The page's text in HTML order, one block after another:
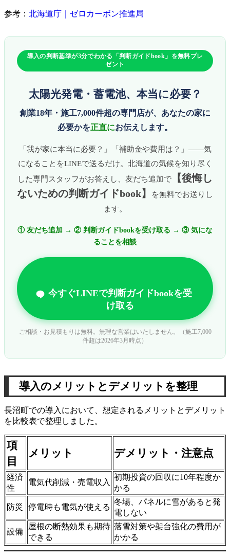
参考： 北海道庁｜ゼロカーボン推進局
導入の判断基準が3分でわかる「判断ガイドbook」を無料プレ
ゼント
太陽光発電・蓄電池、本当に必要？
創業18年・施工7,000件超の専門店が、あなたの家に
必要かを正直にお伝えします。
「我が家に本当に必要？」「補助金や費用は？」——気
になることをLINEで送るだけ。北海道の気候を知り尽く
した専門スタッフがお答えし、友だち追加で
【後悔し
ないための判断ガイドbook】
を無料でお送りし
ます。
① 友だち追加 → ② 判断ガイドbookを受け取る → ③ 気にな
ることを相談
今すぐLINEで判断ガイドbookを受
け取る
ご相談・お見積もりは無料。無理な営業はいたしません。（施工7,000
件超は2026年3月時点）
導入のメリットとデメリットを整理
長沼町での導入において、想定されるメリットとデメリット
を比較表で整理しました。
項
目
メリット デメリット・注意点
経済
性
電気代削減・売電収入
初期投資の回収に10年程度か
かる
防災 停電時も電気が使える
冬場、パネルに雪があると発
電しない
設備
屋根の断熱効果も期待
できる
落雪対策や架台強化の費用が
かかる